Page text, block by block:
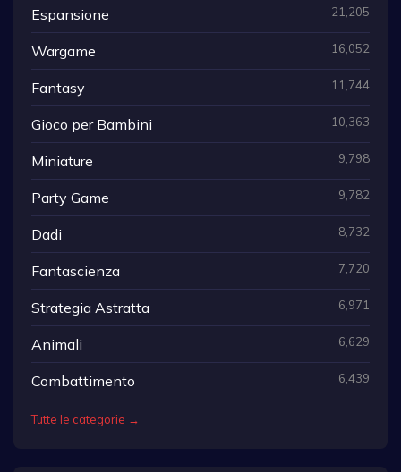
Espansione 21,205
Wargame 16,052
Fantasy 11,744
Gioco per Bambini 10,363
Miniature 9,798
Party Game 9,782
Dadi 8,732
Fantascienza 7,720
Strategia Astratta 6,971
Animali 6,629
Combattimento 6,439
Tutte le categorie →